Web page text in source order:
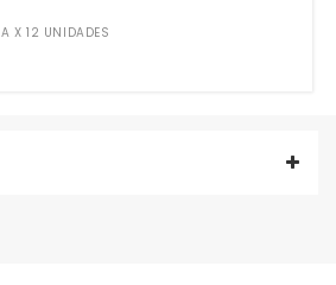
X 12 UNIDADES